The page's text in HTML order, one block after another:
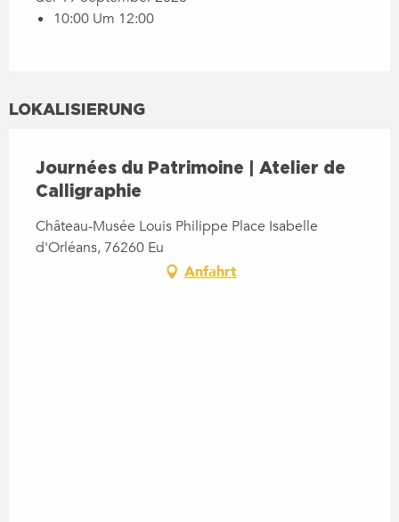
10:00 Um 12:00
LOKALISIERUNG
Journées du Patrimoine | Atelier de
Calligraphie
Château-Musée Louis Philippe Place Isabelle
d'Orléans, 76260 Eu
Anfahrt